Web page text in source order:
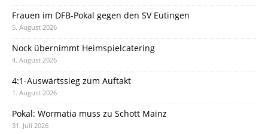
Frauen im DFB-Pokal gegen den SV Eutingen
5. August 2026
Nock übernimmt Heimspielcatering
4. August 2026
4:1-Auswärtssieg zum Auftakt
1. August 2026
Pokal: Wormatia muss zu Schott Mainz
31. Juli 2026